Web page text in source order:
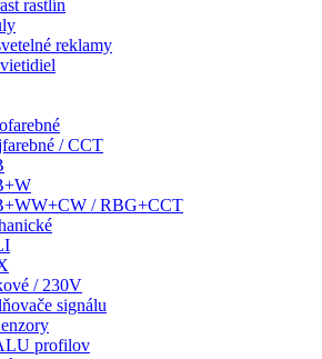
rastlín
reklamy
/ CCT
/ RBG+CCT
/ 230V
signálu
profilov